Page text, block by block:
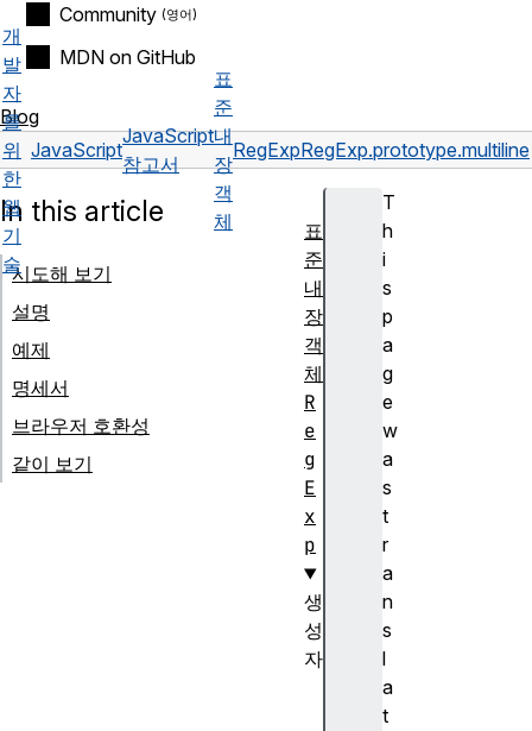
Community
MDN on GitHub
Blog
개
발
자
를
위
한
웹
기
술
JavaScript
JavaScript
참고서
표
준
내
장
객
체
RegExpRegExp.prototype.multiline
T
h
i
s
p
a
g
e
w
a
s
t
r
a
n
s
l
a
t
In this article
시도해 보기
설명
예제
명세서
브라우저 호환성
같이 보기
표
준
내
장
객
체
R
e
g
E
x
p
생
성
자